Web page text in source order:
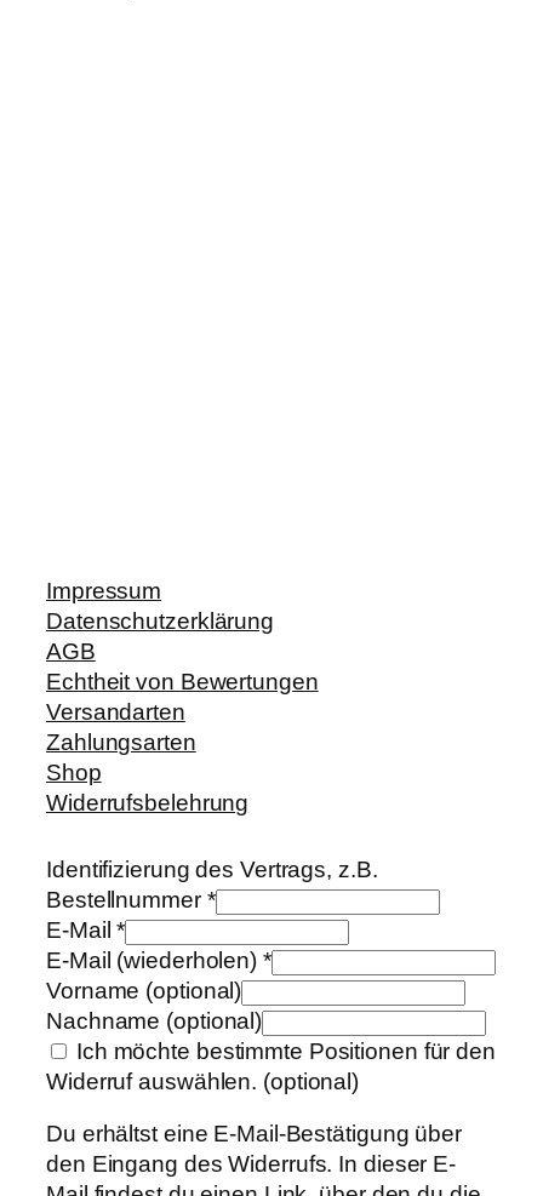
Impressum
Datenschutzerklärung
AGB
Echtheit von Bewertungen
Versandarten
Zahlungsarten
Shop
Widerrufsbelehrung
Identifizierung des Vertrags, z.B.
Bestellnummer *
E-Mail*
E-Mail (wiederholen) *
Vorname (optional)
Nachname (optional)
Ich möchte bestimmte Positionen für den
Widerruf auswählen. (optional)
Du erhältst eine E-Mail-Bestätigung über
den Eingang des Widerrufs. In dieser E-